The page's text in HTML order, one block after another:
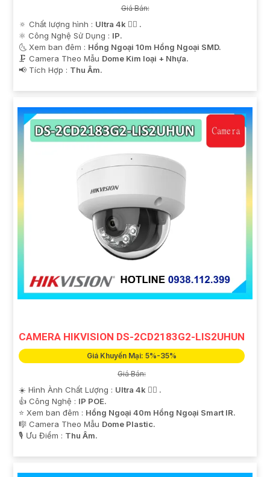
Giá Bán:
🔅 Chất lượng hình : Ultra 4k 👍🏾 .
⚛️ Công Nghệ Sử Dụng : IP.
🌜 Xem ban đêm : Hồng Ngoại 10m Hồng Ngoại SMD.
🗜️ Camera Theo Mẫu Dome Kim loại + Nhựa.
️📢 Tích Hợp : Thu Âm.
CAMERA HIKVISION DS-2CD2183G2-LIS2UHUN
Giá Khuyến Mại: 5%-35%
Giá Bán:
☀️ Hình Ành Chất Lượng : Ultra 4k 👍🏾 .
👍 Công Nghệ : IP POE.
⭐ Xem ban đêm : Hồng Ngoại 40m Hồng Ngoại Smart IR.
🎼️ Camera Theo Mẫu Dome Plastic.
️🎙 Ưu Điểm : Thu Âm.